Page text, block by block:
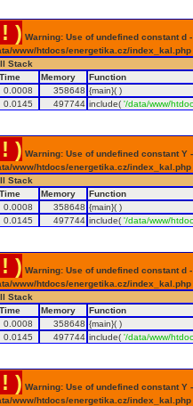
) Warning: Use of undefined constant
www/htdocs/energetika.cz/
Stack
Time Memory
Function
0.0008 358648 {main}( )
0.0145 497744 include('/data/www/
) Warning: Use of undefined constant
www/htdocs/energetika.cz/
Stack
Time Memory
Function
0.0008 358648 {main}( )
0.0145 497744 include('/data/www/
) Warning: Use of undefined constant
www/htdocs/energetika.cz/
Stack
Time Memory
Function
0.0008 358648 {main}( )
0.0145 497744 include('/data/www/
) Warning: Use of undefined constant
www/htdocs/energetika.cz/